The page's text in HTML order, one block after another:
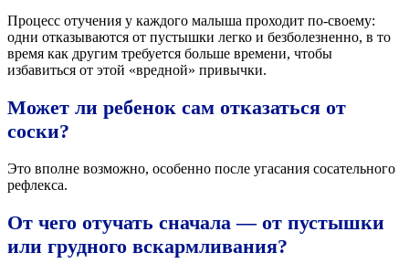
Процесс отучения у каждого малыша проходит по-своему:
одни отказываются от пустышки легко и безболезненно, в то
время как другим требуется больше времени, чтобы
избавиться от этой «вредной» привычки.
Может ли ребенок сам отказаться от
соски?
Это вполне возможно, особенно после угасания сосательного
рефлекса.
От чего отучать сначала — от пустышки
или грудного вскармливания?